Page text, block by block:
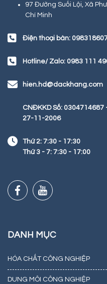
97 Đường Suối Lội, Xã
Chí Minh
Điện thoại bàn:
Hotline/ Zalo: 0983 111
hien.hd@dackhang.com
CNĐKKD Số: 0304714687
27-11-2006
Thứ 2: 7:30 - 17:30
Thứ 3 - 7: 7:30 - 17:00
DANH MỤC
HÓA CHẤT CÔNG NGHIỆP
DUNG MÔI CÔNG NGHIỆP